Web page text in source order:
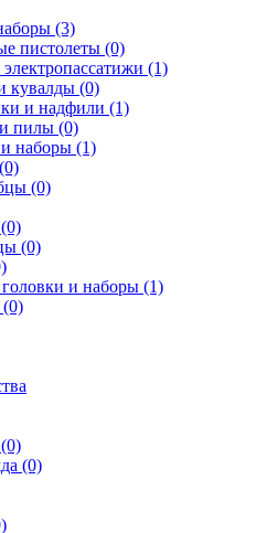
(3)
пистолеты (0)
(1)
кувалды (0)
и надфили (1)
пилы (0)
наборы (1)
(0)
(0)
и наборы (1)
(0)